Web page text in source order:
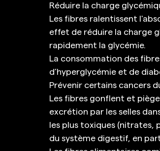
Réduire la charge
Les fibres ralentissent
effet de réduire la charge
rapidement la glycémie.
La consommation des
d’hyperglycémie et de
Prévenir certains cancers
Les fibres gonflent et
excrétion par les selles
les plus toxiques (nitrates,
du système digestif, en